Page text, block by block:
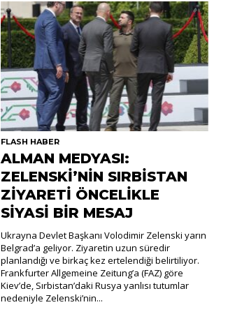
FLASH HABER
ALMAN MEDYASI:
ZELENSKİ’NİN SIRBİSTAN
ZİYARETİ ÖNCELİKLE
SİYASİ BİR MESAJ
Ukrayna Devlet Başkanı Volodimir Zelenski yarın
Belgrad’a geliyor. Ziyaretin uzun süredir
planlandığı ve birkaç kez ertelendiği belirtiliyor.
Frankfurter Allgemeine Zeitung’a (FAZ) göre
Kiev’de, Sırbistan’daki Rusya yanlısı tutumlar
nedeniyle Zelenski’nin...